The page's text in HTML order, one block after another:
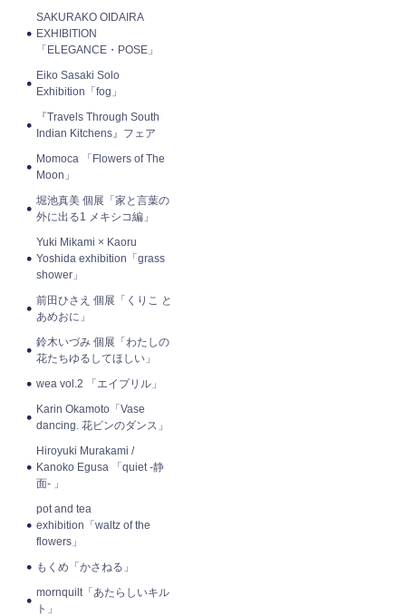
SAKURAKO OIDAIRA
EXHIBITION
「ELEGANCE・POSE」
Eiko Sasaki Solo
Exhibition「fog」
『Travels Through South
Indian Kitchens』フェア
Momoca 「Flowers of The
Moon」
堀池真美 個展「家と言葉の
外に出る1 メキシコ編」
Yuki Mikami × Kaoru
Yoshida exhibition「grass
shower」
前田ひさえ 個展「くりこ と
あめおに」
鈴木いづみ 個展「わたしの
花たちゆるしてほしい」
wea vol.2 「エイプリル」
Karin Okamoto「Vase
dancing. 花ビンのダンス」
Hiroyuki Murakami /
Kanoko Egusa 「quiet -静
面- 」
pot and tea
exhibition「waltz of the
flowers」
もくめ「かさねる」
mornquilt「あたらしいキル
ト」